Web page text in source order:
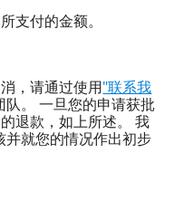
支付的金额。
，请通过使用"联系我
。 一旦您的申请获批
退款，如上所述。 我
就您的情况作出初步